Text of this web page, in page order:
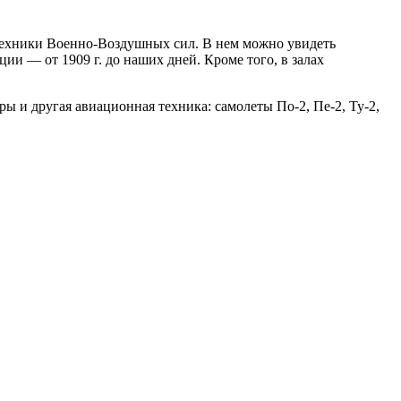
Военно-Воздушных сил. В нем можно увидеть
— от 1909 г. до наших дней. Кроме того, в залах
и другая авиационная техника: самолеты По-2, Пе-2, Ту-2,